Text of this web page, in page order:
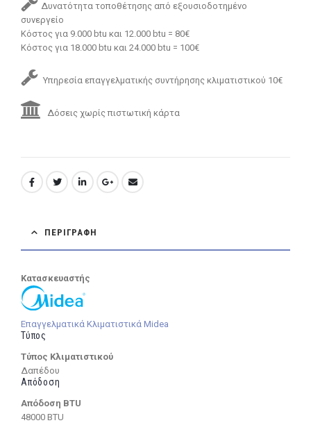
Δυνατότητα τοποθέτησης από εξουσιοδοτημένο
συνεργείο
Κόστος για 9.000 btu και 12.000 btu = 80€
Κόστος για 18.000 btu και 24.000 btu = 100€
Υπηρεσία επαγγελματικής συντήρησης κλιματιστικού 10€
Δόσεις χωρίς πιστωτική κάρτα
ΠΕΡΙΓΡΑΦΉ
Κατασκευαστής
Επαγγελματικά Κλιματιστικά Midea
Τύπος
Τύπος Κλιματιστικού
Δαπέδου
Απόδοση
Απόδοση BTU
48000 BTU